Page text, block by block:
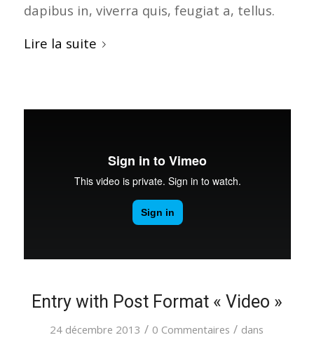
dapibus in, viverra quis, feugiat a, tellus.
Lire la suite
Entry with Post Format « Video »
24 décembre 2013 / 0 Commentaires / dans